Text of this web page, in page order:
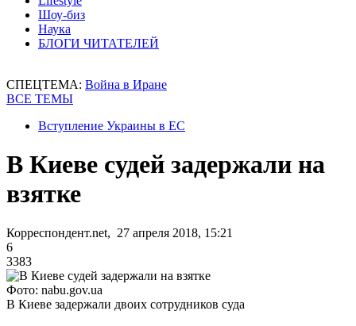
Шоу-биз
Наука
БЛОГИ ЧИТАТЕЛЕЙ
СПЕЦТЕМА: Война в Иране
ВСЕ ТЕМЫ
Вступление Украины в ЕС
В Киеве судей задержали на
взятке
Корреспондент.net, 27 апреля 2018, 15:21
6
3383
Фото: nabu.gov.ua
В Киеве задержали двоих сотрудников суда